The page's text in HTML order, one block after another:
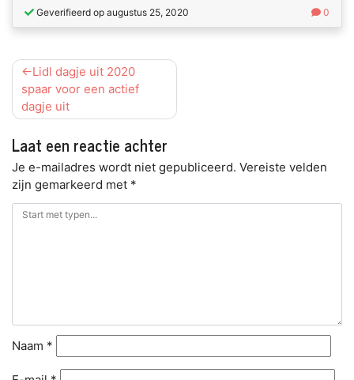
Geverifieerd op augustus 25, 2020 0
Bericht
navigatie
Lidl dagje uit 2020
spaar voor een actief
dagje uit
Laat een reactie achter
Je e-mailadres wordt niet gepubliceerd. Vereiste velden
zijn gemarkeerd met *
Naam *